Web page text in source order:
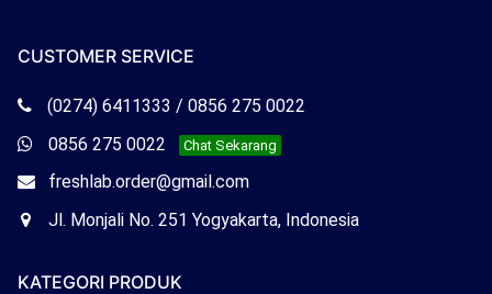
CUSTOMER SERVICE
Telepon
Freshlab
(0274) 6411333 / 0856 275 0022
Whatsapp
Freshlab
0856 275 0022 Chat Sekarang
Email
Freshlab
freshlab.order@gmail.com
OfficeJl. Monjali No. 251 Yogyakarta, Indonesia
KATEGORI PRODUK